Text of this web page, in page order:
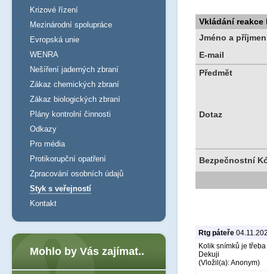
Vkládání reakce
Jméno a
E-mail
Předmět
Dotaz
Bezpečnostní
Rtg páteře
Kolik snímků je
Dekuji
(Vložil(a): Anonym)
Krizové řízení
Mezinárodní spolupráce
Evropská unie
WENRA
Nešíření jaderných zbraní
Zákaz chemických zbraní
Zákaz biologických zbraní
Plány kontrolní činnosti
Odkazy
Pro média
Protikorupční opatření
Zpracování osobních údajů
Styk s veřejností
Kontakt
Mohlo by Vás zajímat..